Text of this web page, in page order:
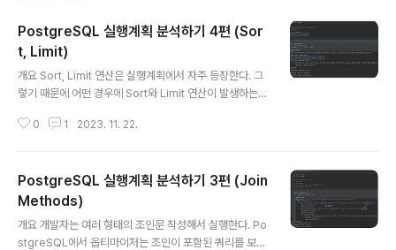
PostgreSQL 실행계획 분석하기 4편 (Sor
t, Limit)
개요 Sort, Limit 연산은 실행계획에서 자주 등장한다. 그
렇기 때문에 어떤 경우에 Sort와 Limit 연산이 발생하는지
마이저 PostgreSQL 실행계획 분석하기 1편 (실행계획
estamp with time zone ); 데이터 세팅 INSERT INT
O team (team_id, team_name, created_at) SELE
CT i, 'Team ' || i, CURRENT_TIMESTAMP - INTER
VAL '1 day' * (i % 365) FROM generate_..
0 1 2023. 11. 22.
PostgreSQL 실행계획 분석하기 3편 (Join
Methods)
개요 개발자는 여러 형태의 조인문 작성해서 실행한다. Po
stgreSQL에서 옵티마이저는 조인이 포함된 쿼리를 보통